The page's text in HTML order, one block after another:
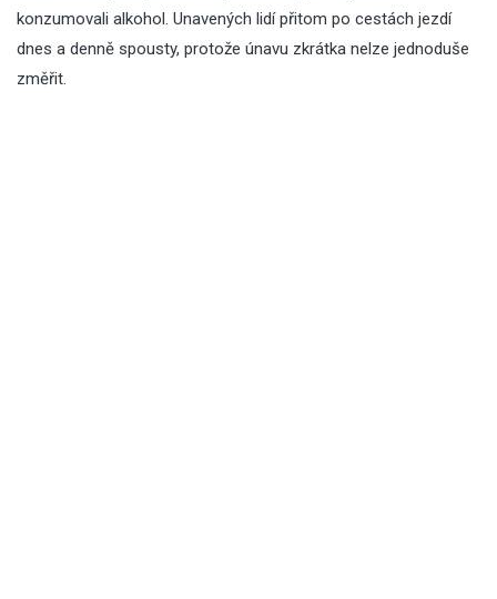
konzumovali alkohol. Unavených lidí přitom po cestách jezdí
dnes a denně spousty, protože únavu zkrátka nelze jednoduše
změřit.